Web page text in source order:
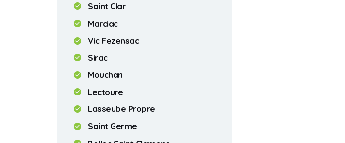
Saint Clar
Marciac
Vic Fezensac
Sirac
Mouchan
Lectoure
Lasseube Propre
Saint Germe